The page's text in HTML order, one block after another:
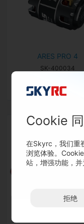
ARES PRO 4
SK-400034
Cookie
在Skyrc，我们重
浏览体验。
站，增强功能，并
拒绝